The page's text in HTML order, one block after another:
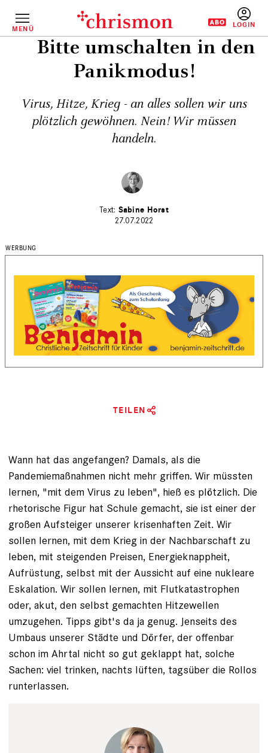
InhaltMENÜ
Bitte umschalten in den
Panikmodus!
Virus, Hitze, Krieg - an alles sollen wir uns
plötzlich gewöhnen. Nein! Wir müssen
handeln.
Sabine Horst
27.07.2022
TEILEN
Wann hat das angefangen? Damals, als die
Pandemiemaßnahmen nicht mehr griffen. Wir müssten
lernen, "mit dem Virus zu leben", hieß es plötzlich. Die
rhetorische Figur hat Schule gemacht, sie ist einer der
großen Aufsteiger unserer krisenhaften Zeit. Wir
sollen lernen, mit dem Krieg in der Nachbarschaft zu
leben, mit steigenden Preisen, Energieknappheit,
Aufrüstung, selbst mit der Aussicht auf eine nukleare
Eskalation. Wir sollen lernen, mit Flutkatastrophen
oder, akut, den selbst gemachten Hitzewellen
umzugehen. Tipps gibt's da ja genug. Jenseits des
Umbaus unserer Städte und Dörfer, der offenbar
schon im Ahrtal nicht so gut geklappt hat, solche
Sachen: viel trinken, nachts lüften, tagsüber die Rollos
runterlassen.